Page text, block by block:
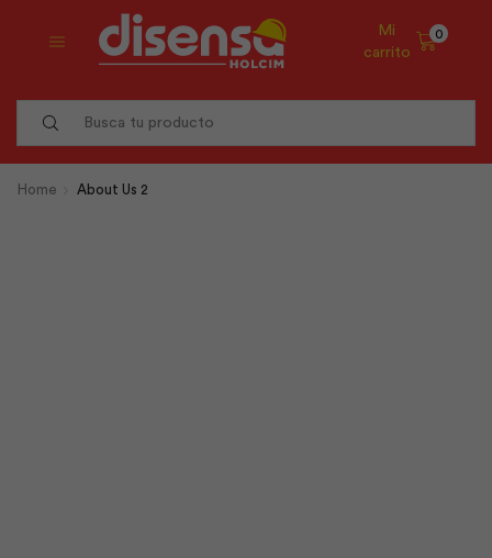
Mi
carrito
0
Home About Us 2